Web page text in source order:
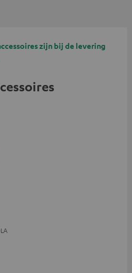
zijn bij de levering